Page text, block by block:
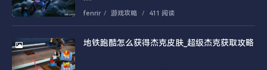
fenrir / 游戏攻略 / 411 阅读
地铁跑酷怎么获得杰克皮肤_超级杰克获取攻略